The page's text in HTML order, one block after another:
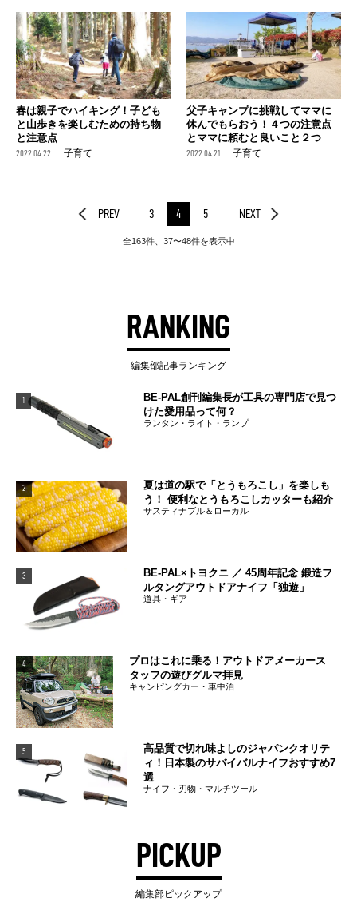
春は親子でハイキング！子ども
と山歩きを楽しむための持ち物
と注意点
2022.04.22 子育て
父子キャンプに挑戦してママに
休んでもらおう！４つの注意点
とママに頼むと良いこと２つ
2022.04.21 子育て
PREV 3 4 5 NEXT
全163件、37〜48件を表示中
RANKING
編集部記事ランキング
1
BE-PAL創刊編集長が工具の専門店で見つ
けた愛用品って何？
ランタン・ライト・ランプ
2
夏は道の駅で「とうもろこし」を楽しも
う！ 便利なとうもろこしカッターも紹介
サスティナブル＆ローカル
3
BE-PAL×トヨクニ ／ 45周年記念 鍛造フ
ルタングアウトドアナイフ「独遊」
道具・ギア
4
プロはこれに乗る！アウトドアメーカース
タッフの遊びグルマ拝見
キャンピングカー・車中泊
5
高品質で切れ味よしのジャパンクオリテ
ィ！日本製のサバイバルナイフおすすめ7
選
ナイフ・刃物・マルチツール
PICKUP
編集部ピックアップ